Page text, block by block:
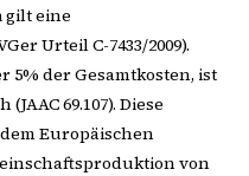
gilt eine
Urteil C-7433/2009).
der Gesamtkosten, ist
69.107). Diese
Europäischen
von